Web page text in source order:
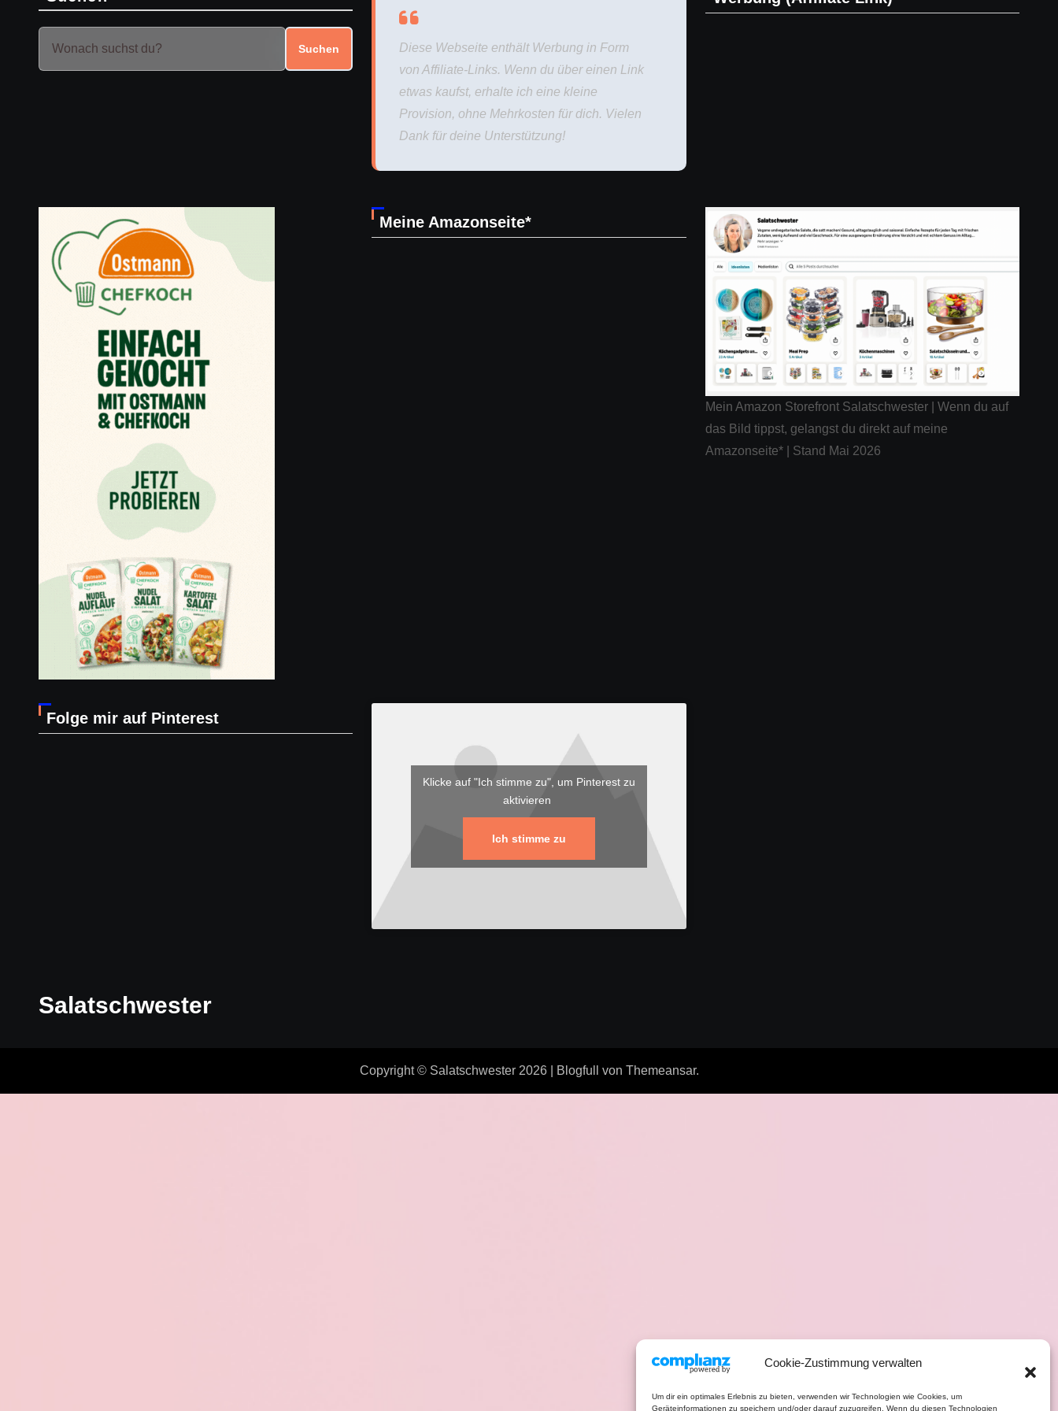
Cookie-Zustimmung verwalten
Um dir ein optimales Erlebnis zu bieten, verwenden wir Technologien wie Cookies, um
Geräteinformationen zu speichern und/oder darauf zuzugreifen. Wenn du diesen Technologien
Suchen
Diese Webseite enthält Werbung in Form
von Affiliate-Links. Wenn du über einen Link
etwas kaufst, erhalte ich eine kleine
Provision, ohne Mehrkosten für dich. Vielen
Dank für deine Unterstützung!
Meine Amazonseite*
Mein Amazon Storefront Salatschwester | Wenn du auf
das Bild tippst, gelangst du direkt auf meine
Amazonseite* | Stand Mai 2026
Folge mir auf Pinterest
Klicke auf "Ich stimme zu", um Pinterest zu
aktivieren
Ich stimme zu
Salatschwester
Copyright © Salatschwester 2026 Blogfull von Themeansar.